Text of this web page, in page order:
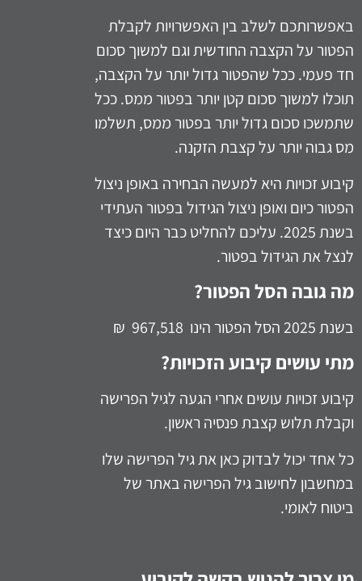
באפשרותכם לשלב בין האפשרויות לקבלת
הפטור על הקצבה החודשית וגם למשוך סכום
חד פעמי. ככל שהפטור גדול יותר על הקצבה,
תוכלו למשוך סכום קטן יותר בפטור ממס. ככל
שתמשכו סכום גדול יותר בפטור ממס, תשלמו
מס גבוה יותר על קצבת הזקנה.
קיבוע זכויות היא למעשה הבחירה באופן ניצול
הפטור כיום ואופן ניצול הגידול בפטור העתידי
בשנת 2025. עליכם להחליט כבר היום כיצד
לנצל את הגידול בפטור.
מה גובה הסל הפטור?
בשנת 2025 הסל הפטור הינו 967,518 ₪
מתי עושים קיבוע הזכויות?
קיבוע זכויות עושים אחרי הגעה לגיל הפרישה
וקבלת תלוש קצבת פנסיה ראשון.
כל אחד יכול לבדוק כאן את גיל הפרישה שלו
במחשבון לחישוב גיל הפרישה באתר של
ביטוח לאומי.